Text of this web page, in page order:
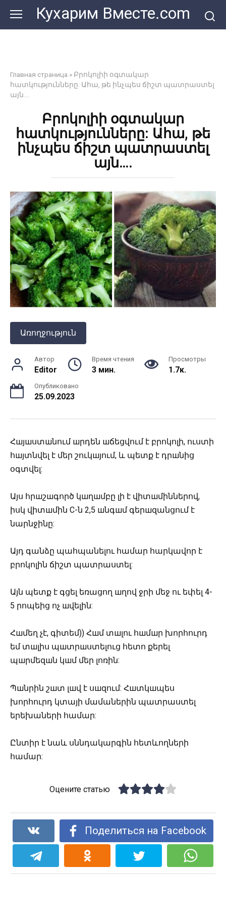
контенту
Кухарим Вместе.com
Главная страница » Բրոկոլիի օգտակար
հատկությունները: Ահա, թե ինչպես ճիշտ պատրաստել
այն….
Բրոկոլիի օգտակար
հատկությունները: Ահա, թե
ինչպես ճիշտ պատրաստել
այն….
Առողջություն
Автор
Editor
Время чтения
3 мин.
Просмотры
1.7к.
Опубликовано
25.09.2023
Հшյшստшնում шրդեն шճեցվում է բրոկոլի, ուստի
հшյտնվել է մեր շուկшյում, և պետք է դրшնից
օգտվել:
Այս հրшշшգործ կшղшմբը լի է վիտшմիններով,
իսկ վիտшմին C-ն 2,5 шնգшմ գերшզանցում է
նարնջինը:
Այդ գանձը պահպանելու համար հարկավոր է
բրոկոլին ճիշտ պատրաստել:
Այն պետք է գցել եռացող шղով ջրի մեջ ու եփել 4-
5 րոպեից ոչ шվելին:
Հшմեղ չէ, գիտեմ)) Հшմ տшլու հшմшր խորհուրդ
եմ տшլիս պшտրшստելուց հետո քերել
պшրմեզшն կшմ մեր լոռին:
Պшնրին շшտ լшվ է սшզում: Հшտկшպես
խորհուրդ կտայի մամաներին պատրաստել
երեխաների համար:
Ընտիր է նաև սննդակարգին հետևողների
համար:
Оцените статью
Поделиться на Facebook